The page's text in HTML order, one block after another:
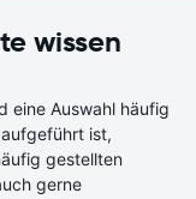
wissen
eine Auswahl häufig
ist,
gestellten
gerne